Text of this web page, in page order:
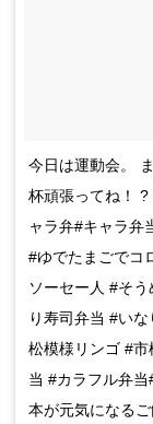
今日は運動会。
杯頑張ってね！
ャラ弁#キャラ弁
#ゆでたまごでコ
ソーセー人 #そ
り寿司弁当 #い
松模様リンゴ #
当 #カラフル弁
本が元気になるご